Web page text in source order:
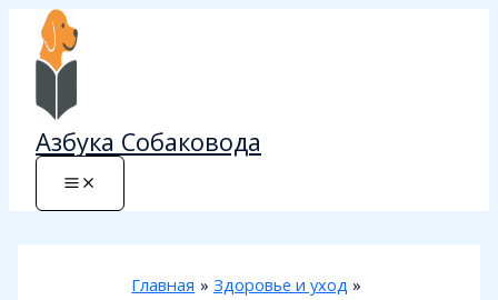
Перейти
содержимому
Азбука Собаковода
Главная
Здоровье и уход